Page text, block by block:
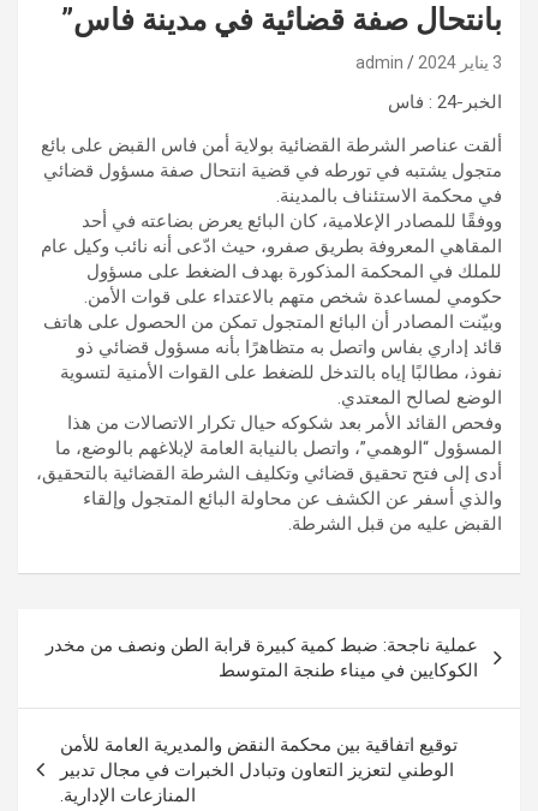
بانتحال صفة قضائية في مدينة فاس”
3 يناير 2024 admin
الخبر-24 : فاس
ألقت عناصر الشرطة القضائية بولاية أمن فاس القبض على بائع
متجول يشتبه في تورطه في قضية انتحال صفة مسؤول قضائي
في محكمة الاستئناف بالمدينة.
ووفقًا للمصادر الإعلامية، كان البائع يعرض بضاعته في أحد
المقاهي المعروفة بطريق صفرو، حيث ادّعى أنه نائب وكيل عام
للملك في المحكمة المذكورة بهدف الضغط على مسؤول
حكومي لمساعدة شخص متهم بالاعتداء على قوات الأمن.
وبيّنت المصادر أن البائع المتجول تمكن من الحصول على هاتف
قائد إداري بفاس واتصل به متظاهرًا بأنه مسؤول قضائي ذو
نفوذ، مطالبًا إياه بالتدخل للضغط على القوات الأمنية لتسوية
الوضع لصالح المعتدي.
وفحص القائد الأمر بعد شكوكه حيال تكرار الاتصالات من هذا
المسؤول “الوهمي”، واتصل بالنيابة العامة لإبلاغهم بالوضع، ما
أدى إلى فتح تحقيق قضائي وتكليف الشرطة القضائية بالتحقيق،
والذي أسفر عن الكشف عن محاولة البائع المتجول وإلقاء
القبض عليه من قبل الشرطة.
المقالات
عملية ناجحة: ضبط كمية كبيرة قرابة الطن ونصف من مخدر
الكوكايين في ميناء طنجة المتوسط
توقيع اتفاقية بين محكمة النقض والمديرية العامة للأمن
الوطني لتعزيز التعاون وتبادل الخبرات في مجال تدبير
المنازعات الإدارية.